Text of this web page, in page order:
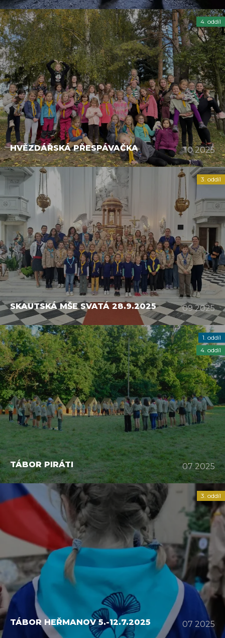
4. oddíl
HVĚZDÁŘSKÁ PŘESPÁVAČKA 10 2025
3. oddíl
SKAUTSKÁ MŠE SVATÁ 28.9.2025 09 2025
1. oddíl
4. oddíl
TÁBOR PIRÁTI 07 2025
3. oddíl
TÁBOR HEŘMANOV 5.-12.7.2025 07 2025